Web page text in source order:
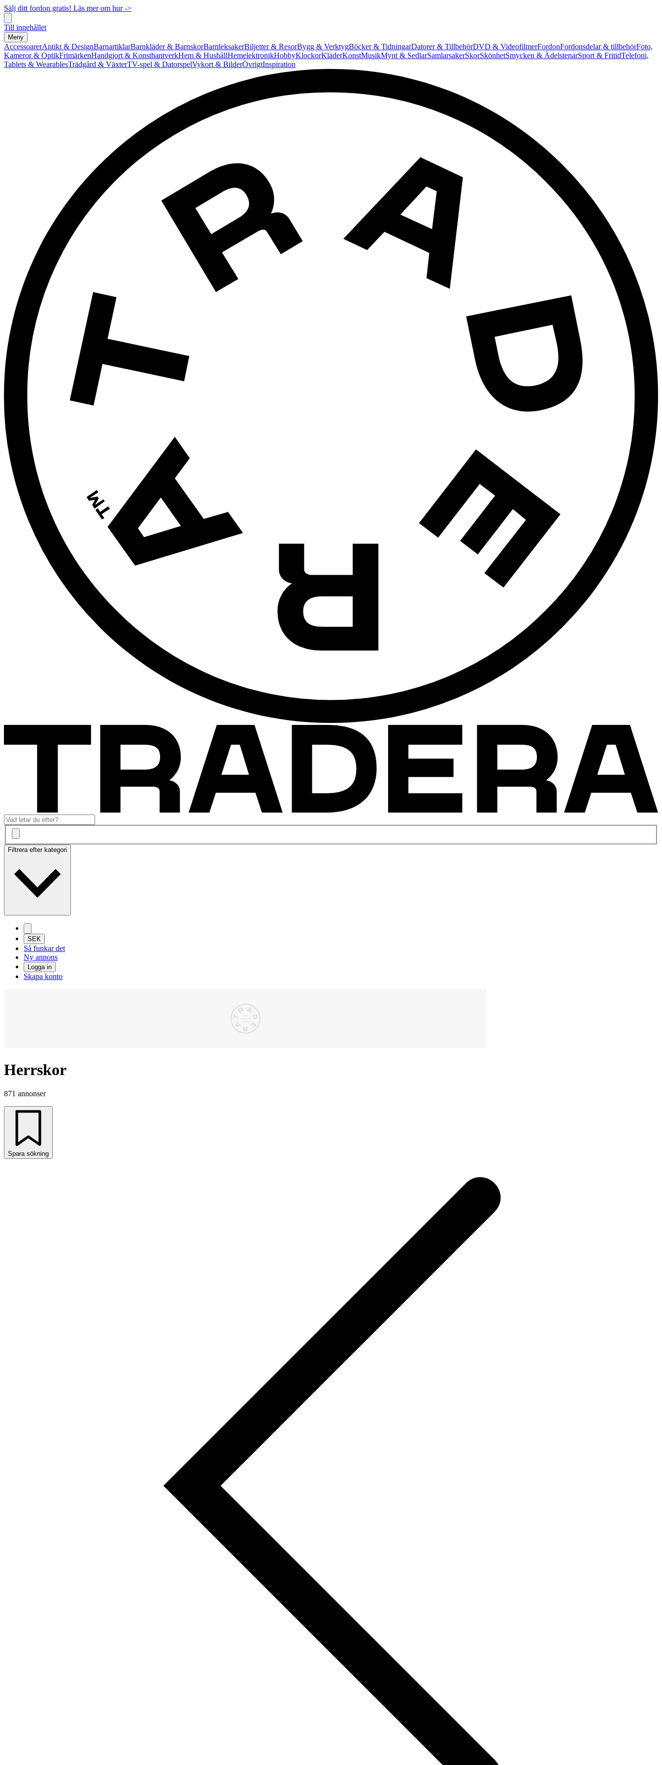
Sälj ditt fordon gratis! Läs mer om hur ->
Till innehållet
Meny
AccessoarerAntikt & DesignBarnartiklarBarnkläder & BarnskorBarnleksakerBiljetter & ResorBygg & VerktygBöcker & TidningarDatorer & TillbehörDVD & VideofilmerFordonFordonsdelar & tillbehörFoto,
Kameror & OptikFrimärkenHandgjort & KonsthantverkHem & HushållHemelektronikHobbyKlockorKläderKonstMusikMynt & SedlarSamlarsakerSkorSkönhetSmycken & ÄdelstenarSport & FritidTelefoni,
Tablets & WearablesTrädgård & VäxterTV-spel & DatorspelVykort & BilderÖvrigtInspiration
Filtrera efter kategori
SEK
Så funkar det
Ny annons
Logga in
Skapa konto
Herrskor
871 annonser
Spara sökning